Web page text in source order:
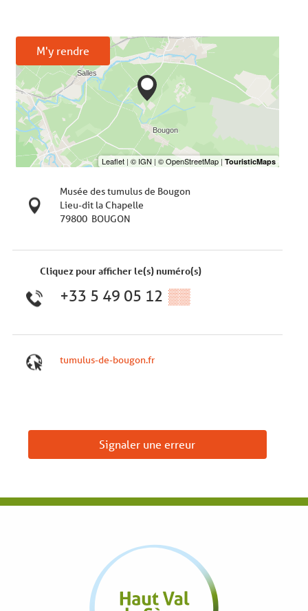
M'y rendre
Musée des tumulus de Bougon
Lieu-dit la Chapelle
79800 BOUGON
Cliquez pour afficher le(s) numéro(s)
+33 5 49 05 12 ▒▒
tumulus-de-bougon.fr
Signaler une erreur